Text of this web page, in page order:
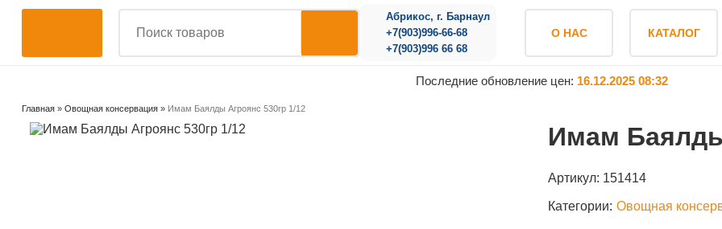
Абрикос, г. Барнаул
+7(903)996-66-68
+7(903)996 66 68
О НАС КАТАЛОГ
Последние обновление цен: 16.12.2025 08:32
Главная» Овощная консервация» Имам Баялды Агроянс 530гр 1/12
Имам
Артикул: 151414
Категории: Овощная